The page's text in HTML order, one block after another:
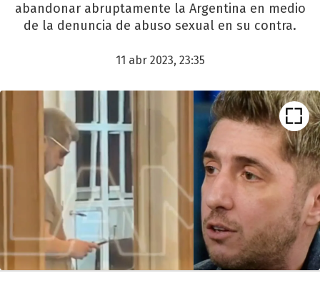
abandonar abruptamente la Argentina en medio
de la denuncia de abuso sexual en su contra.
11 abr 2023, 23:35